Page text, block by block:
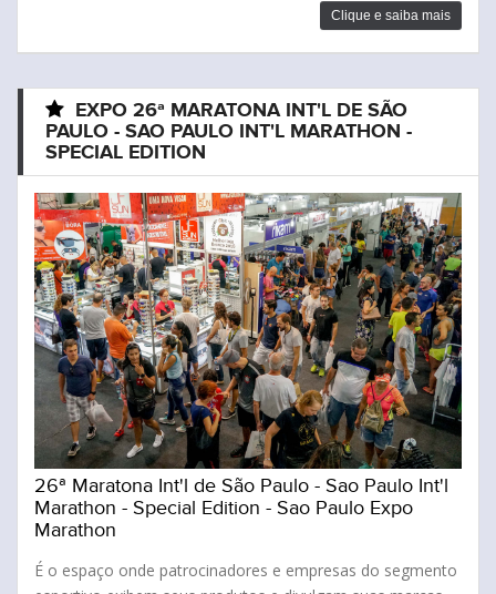
Clique e saiba mais
EXPO 26ª MARATONA INT'L DE SÃO
PAULO - SAO PAULO INT'L MARATHON -
SPECIAL EDITION
26ª Maratona Int'l de São Paulo - Sao Paulo Int'l
Marathon - Special Edition - Sao Paulo Expo
Marathon
É o espaço onde patrocinadores e empresas do segmento